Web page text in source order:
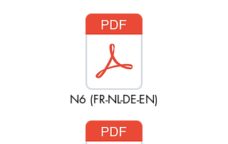
N6 (FR-NL-DE-EN)